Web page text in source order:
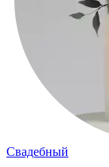
Свадебный